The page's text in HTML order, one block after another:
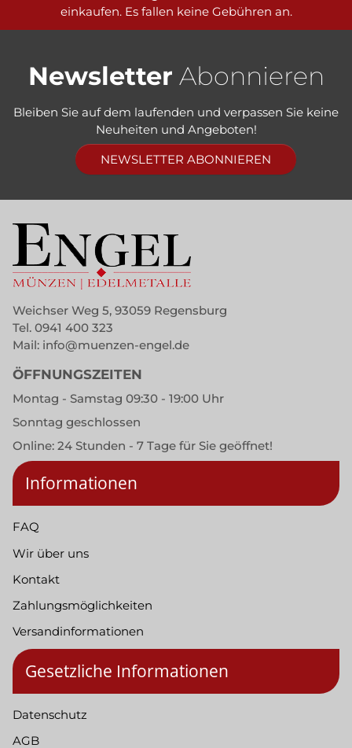
einkaufen. Es fallen keine Gebühren an.
Newsletter Abonnieren
Bleiben Sie auf dem laufenden und verpassen Sie keine
Neuheiten und Angeboten!
NEWSLETTER ABONNIEREN
Weichser Weg 5, 93059 Regensburg
Tel. 0941 400 323
Mail: info@muenzen-engel.de
ÖFFNUNGSZEITEN
Montag - Samstag 09:30 - 19:00 Uhr
Sonntag geschlossen
Online: 24 Stunden - 7 Tage für Sie geöffnet!
Informationen
FAQ
Wir über uns
Kontakt
Zahlungsmöglichkeiten
Versandinformationen
Gesetzliche Informationen
Datenschutz
AGB